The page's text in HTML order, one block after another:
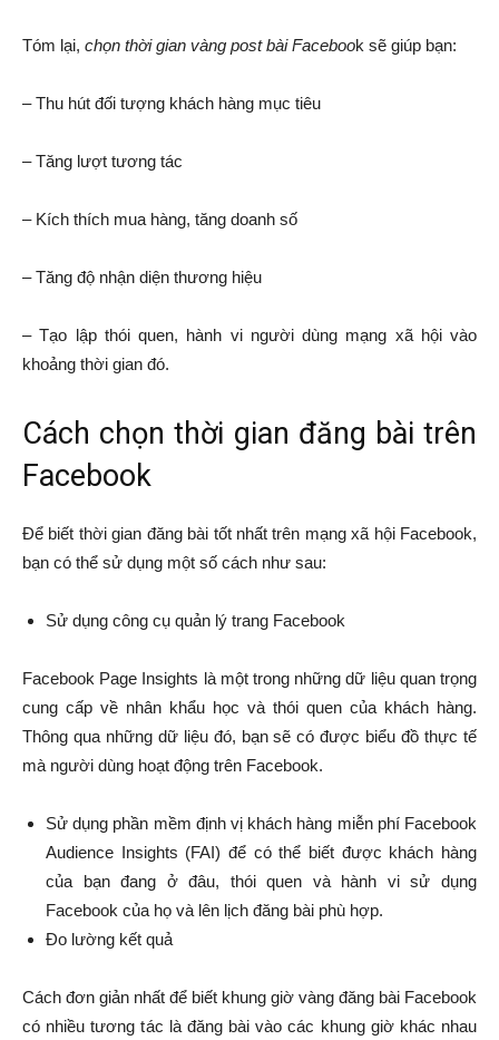
Tóm lại, chọn thời gian vàng post bài Facebook sẽ giúp bạn:
– Thu hút đối tượng khách hàng mục tiêu
– Tăng lượt tương tác
– Kích thích mua hàng, tăng doanh số
– Tăng độ nhận diện thương hiệu
– Tạo lập thói quen, hành vi người dùng mạng xã hội vào
khoảng thời gian đó.
Cách chọn thời gian đăng bài trên
Facebook
Để biết thời gian đăng bài tốt nhất trên mạng xã hội Facebook,
bạn có thể sử dụng một số cách như sau:
Sử dụng công cụ quản lý trang Facebook
Facebook Page Insights là một trong những dữ liệu quan trọng
cung cấp về nhân khẩu học và thói quen của khách hàng.
Thông qua những dữ liệu đó, bạn sẽ có được biểu đồ thực tế
mà người dùng hoạt động trên Facebook.
Sử dụng phần mềm định vị khách hàng miễn phí Facebook
Audience Insights (FAI) để có thể biết được khách hàng
của bạn đang ở đâu, thói quen và hành vi sử dụng
Facebook của họ và lên lịch đăng bài phù hợp.
Đo lường kết quả
Cách đơn giản nhất để biết khung giờ vàng đăng bài Facebook
có nhiều tương tác là đăng bài vào các khung giờ khác nhau